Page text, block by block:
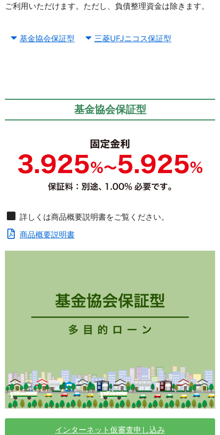
ご利用いただけます。ただし、負債整理資金は除きます。
基金協会保証型 三菱UFJニコス保証型
基金協会保証型
詳しくは商品概要説明書をご覧ください。
商品概要説明書
インターネット仮審査申し込み